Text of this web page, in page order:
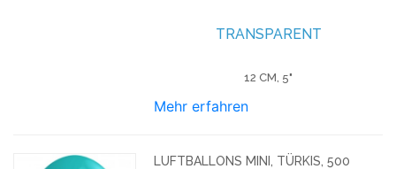
TRANSPARENT
12 CM, 5"
Mehr erfahren
LUFTBALLONS MINI, TÜRKIS, 500